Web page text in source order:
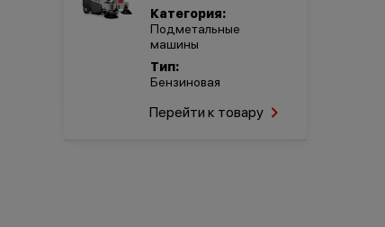
Категория:
Подметальные
машины
Тип:
Бензиновая
Перейти к товару